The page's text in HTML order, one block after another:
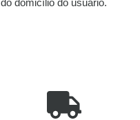
domicílio do usuário.